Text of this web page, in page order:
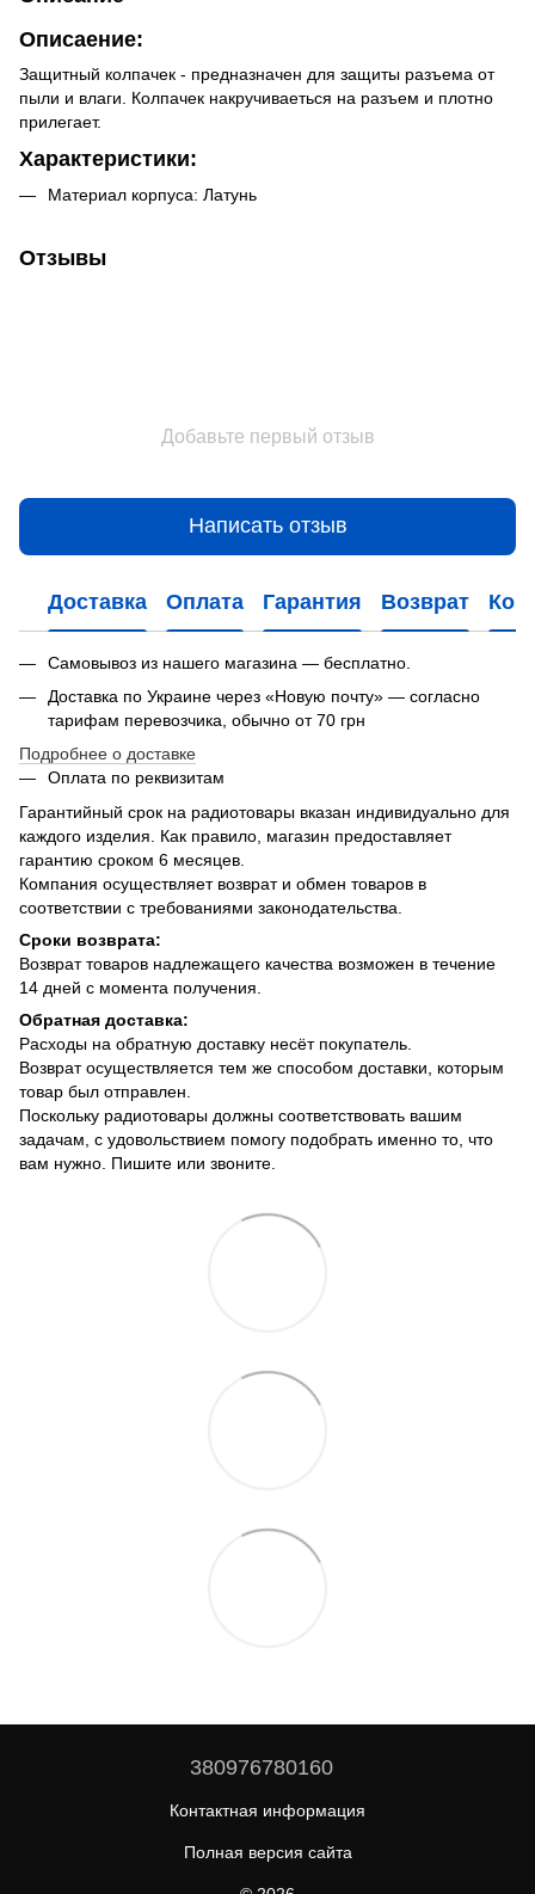
Описаение:
Защитный колпачек - предназначен для защиты разъема от
пыли и влаги. Колпачек накручиваеться на разъем и плотно
прилегает.
Характеристики:
Материал корпуса: Латунь
Отзывы
Добавьте первый отзыв
Написать отзыв
Доставка Оплата Гарантия Возврат
Самовывоз из нашего магазина — бесплатно.
Доставка по Украине через «Новую почту» — согласно
тарифам перевозчика, обычно от 70 грн
Подробнее о доставке
Оплата по реквизитам
Гарантийный срок на радиотовары вказан индивидуально для
каждого изделия. Как правило, магазин предоставляет
гарантию сроком 6 месяцев.
Компания осуществляет возврат и обмен товаров в
соответствии с требованиями законодательства.
Сроки возврата:
Возврат товаров надлежащего качества возможен в течение
14 дней с момента получения.
Обратная доставка:
Расходы на обратную доставку несёт покупатель.
Возврат осуществляется тем же способом доставки, которым
товар был отправлен.
Поскольку радиотовары должны соответствовать вашим
задачам, с удовольствием помогу подобрать именно то, что
вам нужно. Пишите или звоните.
380976780160
Контактная информация
Полная версия сайта